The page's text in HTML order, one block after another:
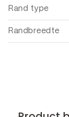
Rand type
Randbreedte